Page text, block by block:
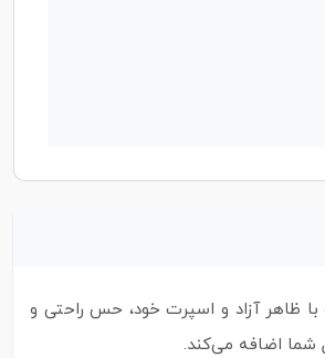
ظاهر آزاد و اسپرت خود، حس راحتی و
شما اضافه می‌کند.